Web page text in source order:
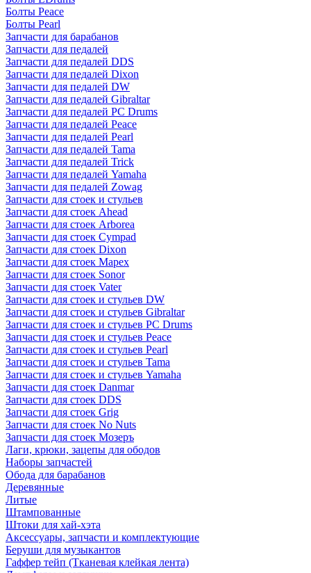
Болты Peace
Болты Pearl
Запчасти для барабанов
Запчасти для педалей
Запчасти для педалей DDS
Запчасти для педалей Dixon
Запчасти для педалей DW
Запчасти для педалей Gibraltar
Запчасти для педалей PC Drums
Запчасти для педалей Peace
Запчасти для педалей Pearl
Запчасти для педалей Tama
Запчасти для педалей Trick
Запчасти для педалей Yamaha
Запчасти для педалей Zowag
Запчасти для стоек и стульев
Запчасти для стоек Ahead
Запчасти для стоек Arborea
Запчасти для стоек Cympad
Запчасти для стоек Dixon
Запчасти для стоек Mapex
Запчасти для стоек Sonor
Запчасти для стоек Vater
Запчасти для стоек и стульев DW
Запчасти для стоек и стульев Gibraltar
Запчасти для стоек и стульев PC Drums
Запчасти для стоек и стульев Peace
Запчасти для стоек и стульев Pearl
Запчасти для стоек и стульев Tama
Запчасти для стоек и стульев Yamaha
Запчасти для стоек Danmar
Запчасти для стоек DDS
Запчасти для стоек Grig
Запчасти для стоек No Nuts
Запчасти для стоек Мозеръ
Лаги, крюки, зацепы для ободов
Наборы запчастей
Обода для барабанов
Деревянные
Литые
Штампованные
Штоки для хай-хэта
Аксессуары, запчасти и комплектующие
Беруши для музыкантов
Гаффер тейп (Тканевая клейкая лента)